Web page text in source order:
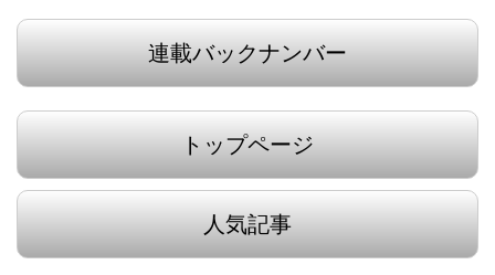
連載バックナンバー
トップページ
人気記事